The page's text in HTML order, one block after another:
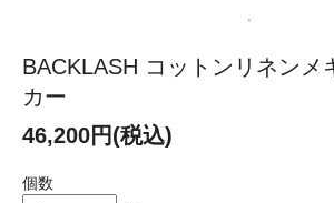
BACKLASH コットンリネンメ
カー
46,200円(税込)
個数